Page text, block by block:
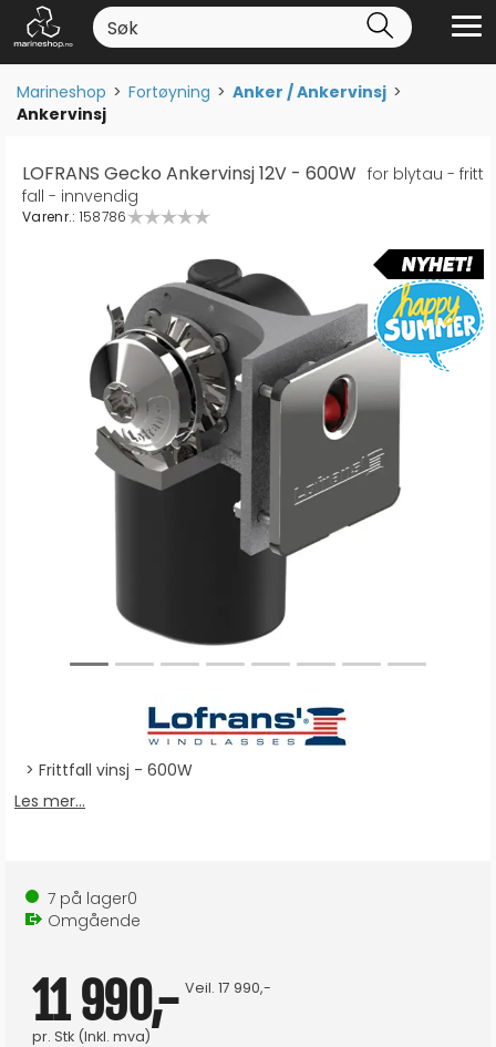
Marineshop>Fortøyning>Anker / Ankervinsj>
Ankervinsj
LOFRANS Gecko Ankervinsj 12V - 600W for blytau - fritt
fall - innvendig
Varenr.: 158786
Frittfall vinsj - 600W
Les mer...
7 på lager0
Omgående
11 990,-
pr. Stk (Inkl. mva)
Veil.17 990,-